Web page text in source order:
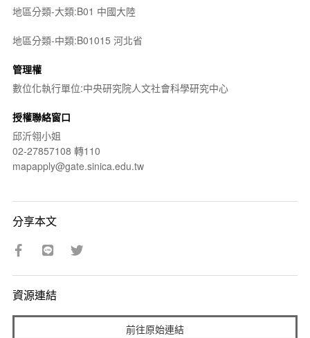
地區分類-大類:B01 中國大陸
地區分類-中類:B01015 河北省
管理權
數位化執行單位:中央研究院人文社會科學研究中心
授權聯絡窗口
邱沂翎小姐
02-27857108 轉110
mapapply@gate.sinica.edu.tw
分享本文
資源連結
前往原始連結